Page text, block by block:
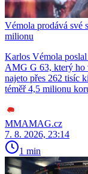
Vémola prodává své
milionu
Karlos Vémola
AMG G 63, který ho
najeto přes 262 tisíc
téměř 4,5 milionu
MMAMAG.cz
7. 8. 2026, 23:14
1 min